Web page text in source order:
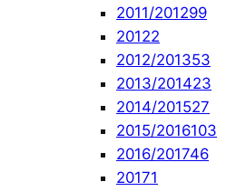
2011/201299
20122
2012/201353
2013/201423
2014/201527
2015/2016103
2016/201746
20171